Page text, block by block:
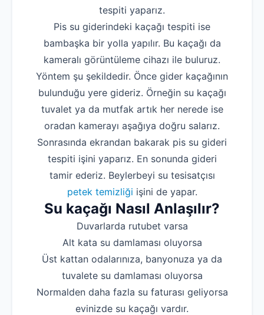
tespiti yaparız.
Pis su giderindeki kaçağı tespiti ise
bambaşka bir yolla yapılır. Bu kaçağı da
kameralı görüntüleme cihazı ile buluruz.
Yöntem şu şekildedir. Önce gider kaçağının
bulunduğu yere gideriz. Örneğin su kaçağı
tuvalet ya da mutfak artık her nerede ise
oradan kamerayı aşağıya doğru salarız.
Sonrasında ekrandan bakarak pis su gideri
tespiti işini yaparız. En sonunda gideri
tamir ederiz. Beylerbeyi su tesisatçısı
petek temizliği işini de yapar.
Su kaçağı Nasıl Anlaşılır?
Duvarlarda rutubet varsa
Alt kata su damlaması oluyorsa
Üst kattan odalarınıza, banyonuza ya da
tuvalete su damlaması oluyorsa
Normalden daha fazla su faturası geliyorsa
evinizde su kaçağı vardır.